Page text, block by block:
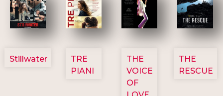
3123
Stillwater
3129
TRE
PIANI
3135
THE
VOICE
OF
3148
THE
RESCUE